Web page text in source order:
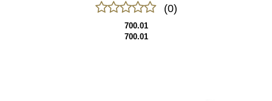
(0)
700.01
700.01